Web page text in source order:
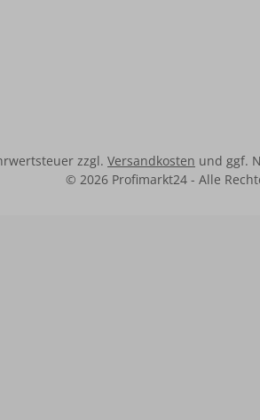
zzgl. Versandkosten und ggf.
© 2026 Profimarkt24 - Alle